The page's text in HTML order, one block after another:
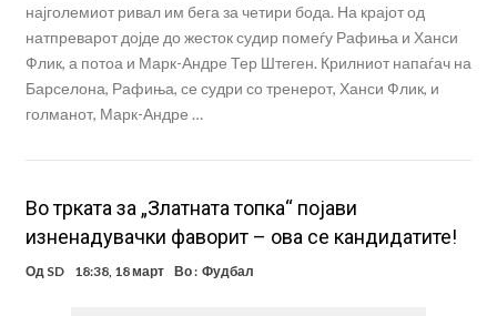
најголемиот ривал им бега за четири бода. На крајот од
натпреварот дојде до жесток судир помеѓу Рафиња и Ханси
Флик, а потоа и Марк-Андре Тер Штеген. Крилниот напаѓач на
Барселона, Рафиња, се судри со тренерот, Ханси Флик, и
голманот, Марк-Андре …
Во трката за „Златната топка“ појави
изненадувачки фаворит – ова се кандидатите!
Од SD 18:38, 18 март Во : Фудбал